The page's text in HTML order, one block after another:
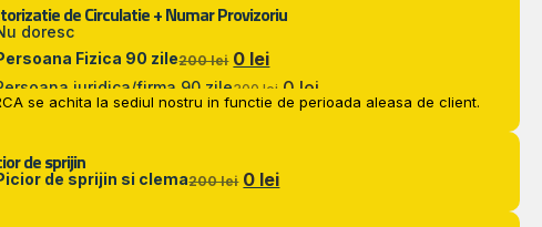
de Circulatie + Numar Provizoriu
doresc
Fizica 90 zile200 lei 0 lei
juridica/firma 90 zile300 lei 0 lei
se achita la sediul nostru in functie de perioada aleasa de client.
de sprijin
de sprijin si clema200 lei 0 lei